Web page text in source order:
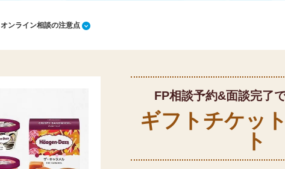
ンライン相談の注意点
FP相談予約&面談完了
ギフトチケット
ト